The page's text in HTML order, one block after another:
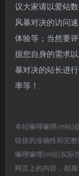
议大家请以爱站
风暴对决的访问
体验等；当然要
据您自身的需求
暴对决的站长进
率等！
本站嘛哩嘛哩(m站)
链接的准确性和完
嘛哩嘛哩(m站)实际
网页上的内容，都